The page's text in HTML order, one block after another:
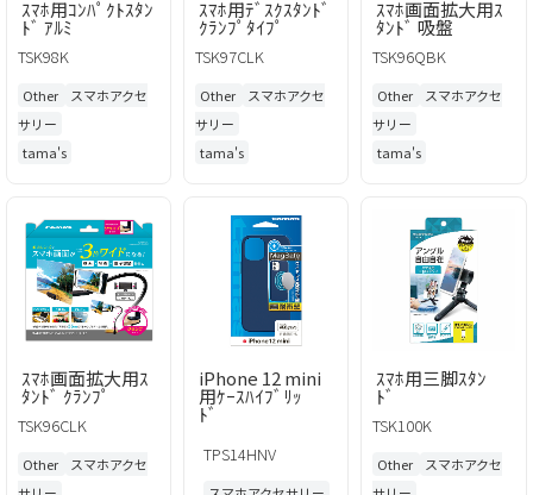
ｽﾏﾎ用ｺﾝﾊﾟｸﾄｽﾀﾝ
ﾄﾞ ｱﾙﾐ
TSK98K
Other
スマホアクセ
サリー
tama's
ｽﾏﾎ用ﾃﾞｽｸｽﾀﾝﾄﾞ
ｸﾗﾝﾌﾟﾀｲﾌﾟ
TSK97CLK
Other
スマホアクセ
サリー
tama's
ｽﾏﾎ画面拡大用ｽ
ﾀﾝﾄﾞ 吸盤
TSK96QBK
Other
スマホアクセ
サリー
tama's
ｽﾏﾎ画面拡大用ｽ
ﾀﾝﾄﾞ ｸﾗﾝﾌﾟ
TSK96CLK
Other
スマホアクセ
iPhone 12 mini
用ｹｰｽﾊｲﾌﾞﾘｯ
ﾄﾞ
TPS14HNV
ｽﾏﾎ用三脚ｽﾀﾝ
ﾄﾞ
TSK100K
Other
スマホアクセ